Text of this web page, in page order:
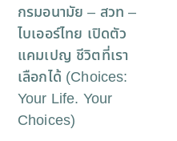
กรมอนามัย – สวท –
ไบเออร์ไทย เปิดตัว
แคมเปญ ชีวิตที่เรา
เลือกได้ (Choices:
Your Life. Your
Choices)